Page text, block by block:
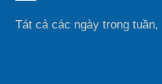
Tát cả các ngày trong